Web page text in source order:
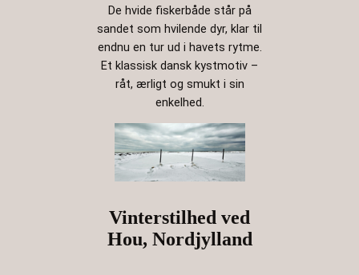
De hvide fiskerbåde står på
sandet som hvilende dyr, klar til
endnu en tur ud i havets rytme.
Et klassisk dansk kystmotiv –
råt, ærligt og smukt i sin
enkelhed.
Vinterstilhed ved
Hou, Nordjylland